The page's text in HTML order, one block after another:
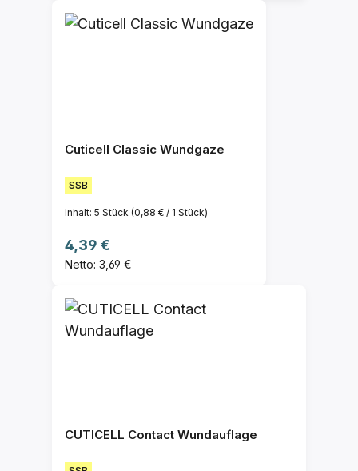
Cuticell Classic Wundgaze
SSB
Inhalt: 5 Stück (0,88 € / 1 Stück)
Regulärer Preis:
4,39 €
Netto: 3,69 €
CUTICELL Contact Wundauflage